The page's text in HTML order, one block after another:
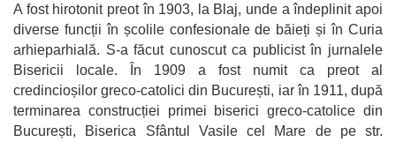
A fost hirotonit preot în 1903, la Blaj, unde a îndeplinit apoi
diverse funcții în școlile confesionale de băieți și în Curia
arhieparhială. S-a făcut cunoscut ca publicist în jurnalele
Bisericii locale. În 1909 a fost numit ca preot al
credincioșilor greco-catolici din București, iar în 1911, după
terminarea construcției primei biserici greco-catolice din
București, Biserica Sfântul Vasile cel Mare de pe str.